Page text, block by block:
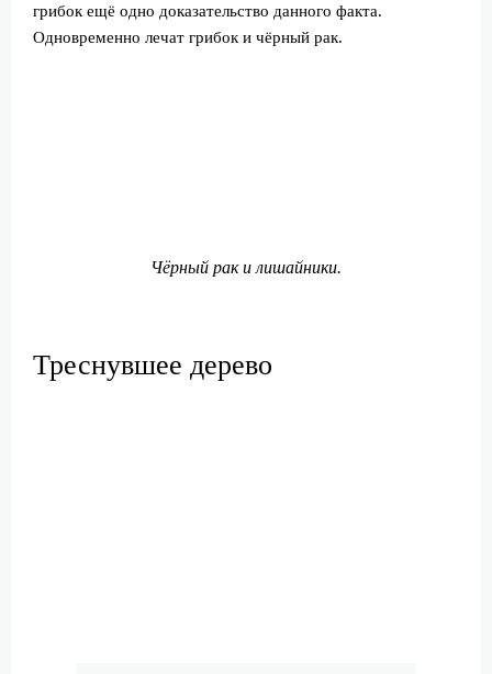
грибок ещё одно доказательство данного факта.
Одновременно лечат грибок и чёрный рак.
Чёрный рак и лишайники.
Треснувшее дерево